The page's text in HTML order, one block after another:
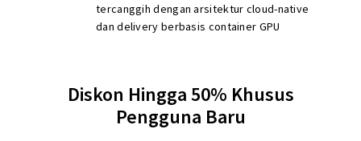
tercanggih dengan arsitektur cloud-native
dan delivery berbasis container GPU
Diskon Hingga 50% Khusus
Pengguna Baru